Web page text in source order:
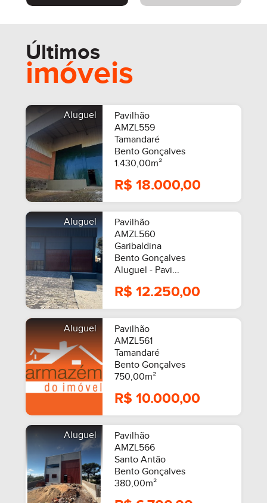
Últimos
imóveis
Aluguel
Pavilhão
AMZL559
Tamandaré
Bento Gonçalves
1.430,00m²
R$ 18.000,00
Aluguel
Pavilhão
AMZL560
Garibaldina
Bento Gonçalves
Aluguel - Pavi...
R$ 12.250,00
Aluguel
Pavilhão
AMZL561
Tamandaré
Bento Gonçalves
750,00m²
R$ 10.000,00
Aluguel
Pavilhão
AMZL566
Santo Antão
Bento Gonçalves
380,00m²